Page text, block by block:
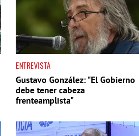
ENTREVISTA
Gustavo González: "El Gobierno
debe tener cabeza
frenteamplista"